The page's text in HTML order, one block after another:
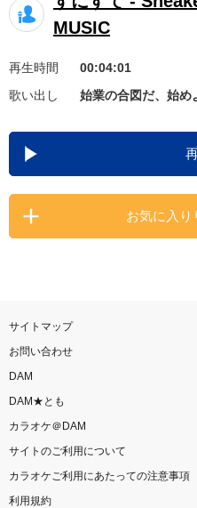
お知らせ
カラオケ最新
自宅でカラ
家族や友達と一
MUSIC
再生時間
00:04:01
歌い出し
始業の合図だ、始め
お気に入り
サイトマップ
お問い合わせ
DAM
DAM★とも
カラオケ＠DAM
サイトのご利用について
カラオケご利用にあたっての注意事項
利用規約